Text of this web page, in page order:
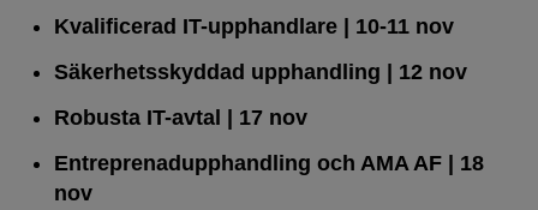
Kvalificerad IT-upphandlare| 10-11 nov
Säkerhetsskyddad upphandling | 12 nov
Robusta IT-avtal | 17 nov
Entreprenadupphandling och AMA AF| 18
nov